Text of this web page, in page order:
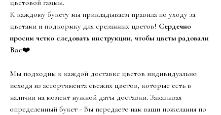
цветовой гаммы.
К каждому букету мы прикладываем правила по уходу за
цветами и подкормку для срезанных цветов! Сердечно
просим четко следовать инструкции, чтобы цветы радовали
Вас❤️
Мы подходим к каждой доставке цветов индивидуально
исходя из ассортимента свежих цветов, которые есть в
наличии на момент нужной даты доставки. Заказывая
определенный букет - Вы передаете нам ваши пожелания по